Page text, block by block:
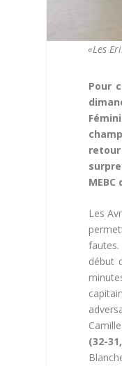
«Les
Pour
retour
Les
début
(32-